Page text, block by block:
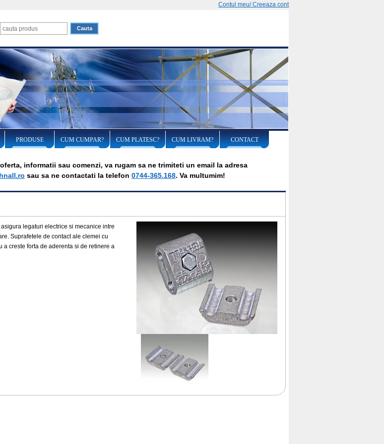
Contul meu/ Creeaza cont
PRODUSE CUM CUMPAR? CUM PLATESC? CUM LIVRAM? CONTACT
informatii sau comenzi, va rugam sa ne trimiteti un email la adresa
sau sa ne contactati la telefon 0744-365.168. Va multumim!
legaturi electrice si mecanice intre
Suprafetele de contact ale clemei cu
a creste forta de aderenta si de retinere a